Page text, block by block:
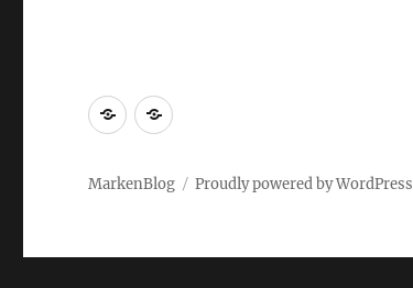
Markenrecherche
Gastbeiträge
MarkenBlog Proudly powered by WordPress